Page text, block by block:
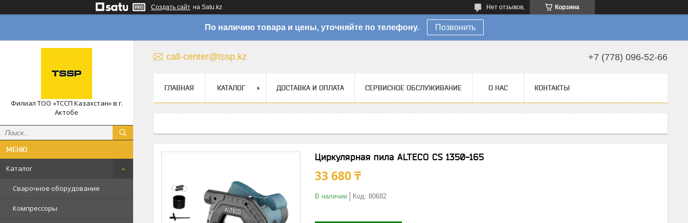
Создать сайт на Satu.kz Корзина
Нет отзывов,
По наличию товара и цены, уточняйте по телефону. Позвонить
Филиал ТОО «ТССП Казахстан» в г.
Актобе
Каталог
Сварочное оборудование
Компрессоры
call-center@tssp.kz +7 (778) 096-52-66
ГЛАВНАЯ КАТАЛОГ ДОСТАВКА И ОПЛАТА СЕРВИСНОЕ ОБСЛУЖИВАНИЕ О НАС КОНТАКТЫ
Циркулярная пила ALTECO CS 1350-165
33 680 ₸
В наличии Код: 80682